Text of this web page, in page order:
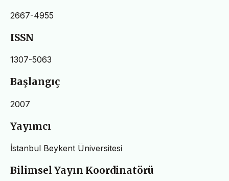
2667-4955
ISSN
1307-5063
Başlangıç
2007
Yayımcı
İstanbul Beykent Üniversitesi
Bilimsel Yayın Koordinatörü